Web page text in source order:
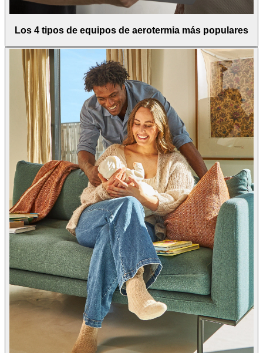
Los 4 tipos de equipos de aerotermia más populares